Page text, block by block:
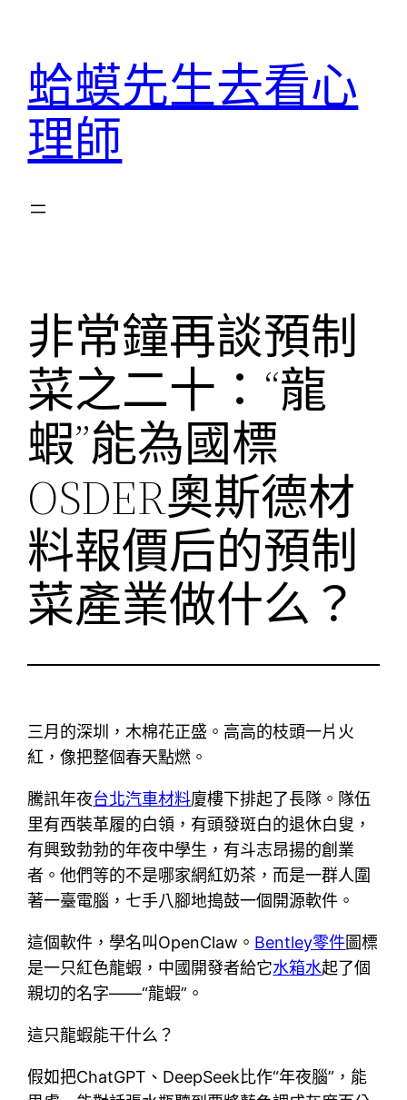
蛤蟆先生去看心
理師
非常鐘再談預制
菜之二十：“龍
蝦”能為國標
OSDER奧斯德材
料報價后的預制
菜產業做什么？
三月的深圳，木棉花正盛。高高的枝頭一片火
紅，像把整個春天點燃。
騰訊年夜台北汽車材料廈樓下排起了長隊。隊伍
里有西裝革履的白領，有頭發斑白的退休白叟，
有興致勃勃的年夜中學生，有斗志昂揚的創業
者。他們等的不是哪家網紅奶茶，而是一群人圍
著一臺電腦，七手八腳地搗鼓一個開源軟件。
這個軟件，學名叫OpenClaw。 Bentley零件圖標
是一只紅色龍蝦，中國開發者給它水箱水起了個
親切的名字——“龍蝦”。
這只龍蝦能干什么？
假如把ChatGPT、DeepSeek比作“年夜腦”，能